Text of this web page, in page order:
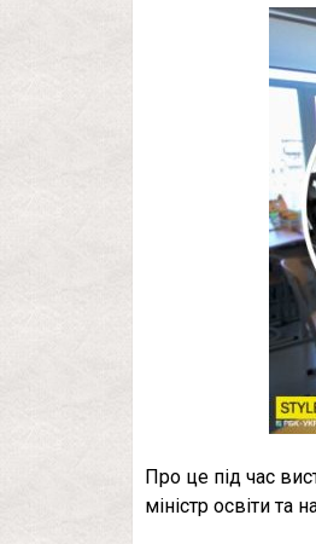
Про це під час
міністр освіти